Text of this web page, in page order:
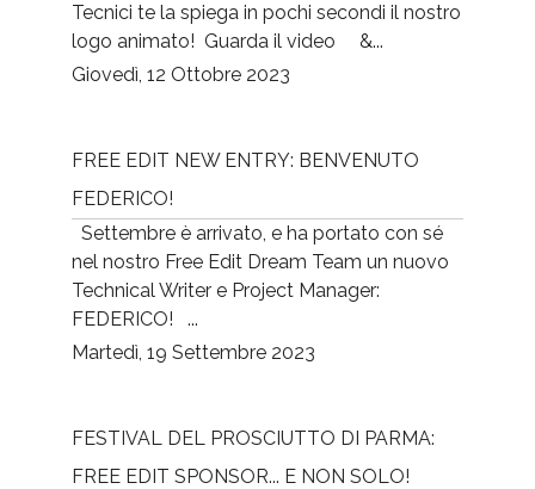
Tecnici te la spiega in pochi secondi il nostro
logo animato! Guarda il video &...
Giovedì, 12 Ottobre 2023
FREE EDIT NEW ENTRY: BENVENUTO
FEDERICO!
Settembre è arrivato, e ha portato con sé
nel nostro Free Edit Dream Team un nuovo
Technical Writer e Project Manager:
FEDERICO! ...
Martedì, 19 Settembre 2023
FESTIVAL DEL PROSCIUTTO DI PARMA:
FREE EDIT SPONSOR... E NON SOLO!